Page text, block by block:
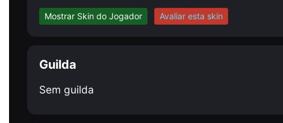
Mostrar Skin do Jogador Avaliar esta skin
Guilda
Sem guilda